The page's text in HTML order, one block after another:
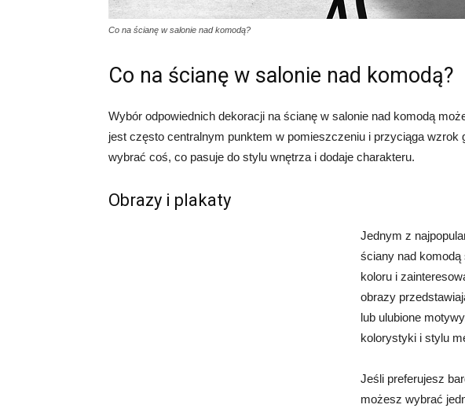
Co na ścianę w salonie nad komodą?
Co na ścianę w salonie nad komodą?
Wybór odpowiednich dekoracji na ścianę w salonie nad komodą
jest często centralnym punktem w pomieszczeniu i przyciąga wzrok
wybrać coś, co pasuje do stylu wnętrza i dodaje charakteru.
Obrazy i plakaty
Jednym z
ściany nad komodą
koloru i
obrazy
lub ulubione
kolorystyki i stylu
Jeśli preferujesz
możesz wybrać